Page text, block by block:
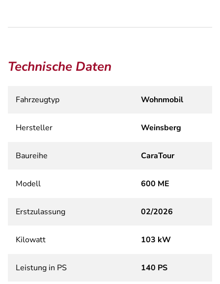
Technische Daten
Fahrzeugtyp Wohnmobil
Hersteller Weinsberg
Baureihe CaraTour
Modell 600 ME
Erstzulassung 02/2026
Kilowatt 103 kW
Leistung in PS 140 PS